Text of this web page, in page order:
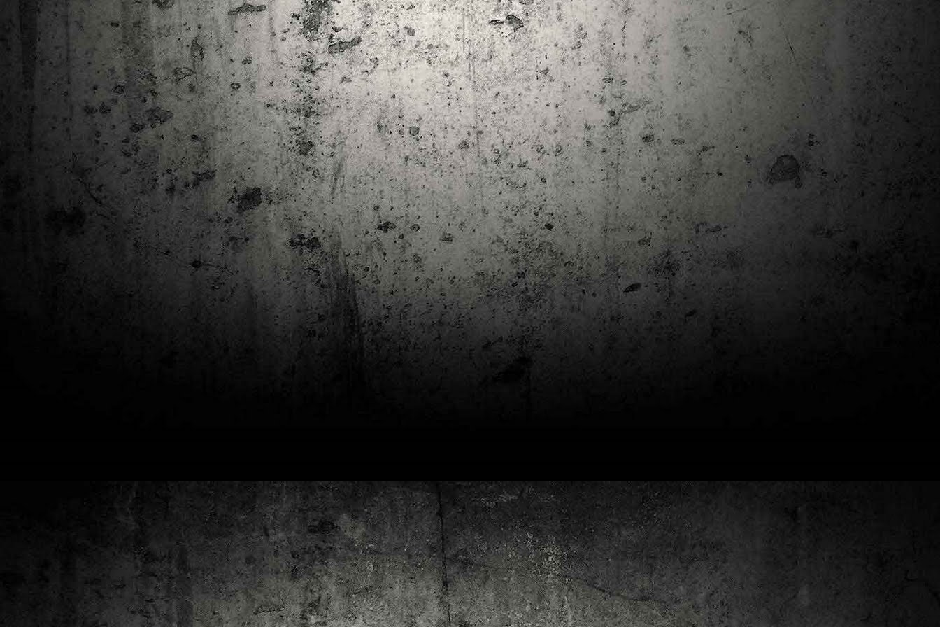
trimestre del club de lectura de còmics de la Biblioteca Pública de
Tarragona. I aquest és el menú ofert per als mesos d'abril, maig i juny. Com ja és
habitual, el club se segueix en modalitat virtual amb l'aplicació Tellfy i les
trobades mensuals són per videoconferència.
MAR
13
Descobrint els orígens de la revista Spirou
Ja tinc a les mans el resultat d'una feina que m'ha portat a capbussar-me
els darrers temps en la història del còmic europeu i dels seus grans
autors i personatges!
Segur que coneixeu en Lucky Luke, els Barrufets, en Marsupilami o en Spirou,
però sabíeu que van néixer en una revista? Le Journal de Spirou, publicada per
primera vegada el 21 d’abril de 1938, és una de les grans icones de l’escola de
còmic franco-belga.
24
El compromís de Joan Junceda: ‘Somnis entre la boira’ de
Lluís Recasens i Àngel Marí
Nascut a Barcelona l’any 1881 i mort a Blanes el 1948, Joan Junceda és
un dels noms més destacats entre els dibuixants, il·lustradors i caricaturistes
catalans d’aquesta època. Tot i començar sense cap tipus de formació, ben
aviat s’integrà dins la redacció del setmanari Cu-Cut!, participant activament en
Abans de tancar el 2024, arriba l'hora de presentar les lectures del
primer trimestre del 2025 del club de lectura de còmics de la Biblioteca
Pública de Tarragona, gratuït i virtual. El menú, ben variat: un personatge
clàssic, l'adaptació d'una novel·la molt coneguda (i llegida) i una novetat molt
impactant. Aquí en teniu els detalls!
Gener
Corto Maltés.
OCT